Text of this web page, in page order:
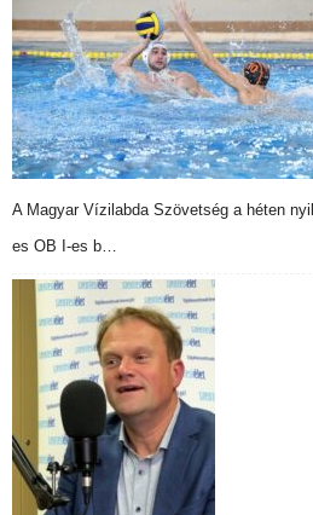
A Magyar Vízilabda Szövetség a héten
es OB I-es b…